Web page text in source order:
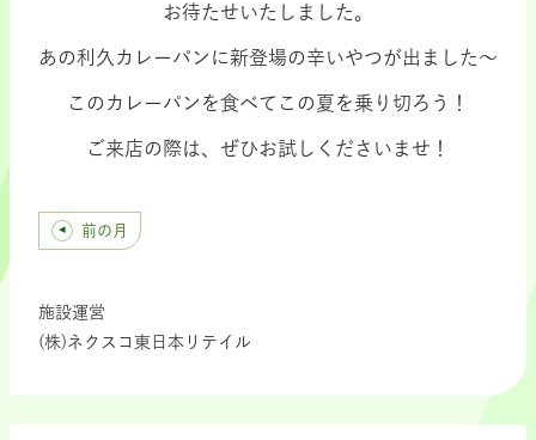
お待たせいたしました。
あの利久カレーパンに新登場の辛いやつが出ました～
このカレーパンを食べてこの夏を乗り切ろう！
ご来店の際は、ぜひお試しくださいませ！
前の月
施設運営
(株)ネクスコ東日本リテイル